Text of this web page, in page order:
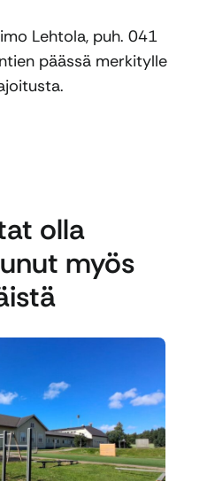
Lehtola, puh. 041
päässä merkitylle
olla
myös